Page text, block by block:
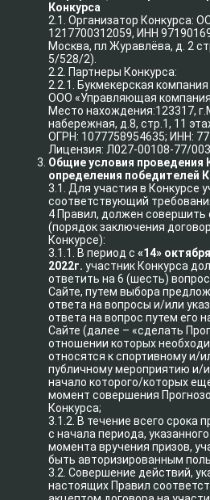
Конкурса
2.1. Организатор Конкурса:
1217700312059, ИНН
Москва, пл Журавлёва, д. 2
5/528/2).
2.2. Партнеры Конкурса:
2.2.1. Букмекерская компания
ООО «Управляющая
Место нахождения:123317,
набережная, д.8, стр.1, 11
ОГРН: 1077758954635; ИНН:
Лицензия: Л027-00108-77/
Общие условия проведения
определения победителей
3.1. Для участия в Конкурсе
соответствующий
4 Правил, должен
(порядок заключения
Конкурсе):
3.1.1. В период с «14»
2022г. участник Конкурса
ответить на 6 (шесть)
Сайте, путем выбора
ответа на вопросы и/или
ответа на вопрос путем его
Сайте (далее – «сделать
отношении которых
относятся к спортивному и/
публичному мероприятию и/
начало которого/которых
момент совершения
Конкурса;
3.1.2. В течение всего срока
с начала периода,
момента вручения призов,
быть авторизированным
3.2. Совершение действий,
настоящих Правил